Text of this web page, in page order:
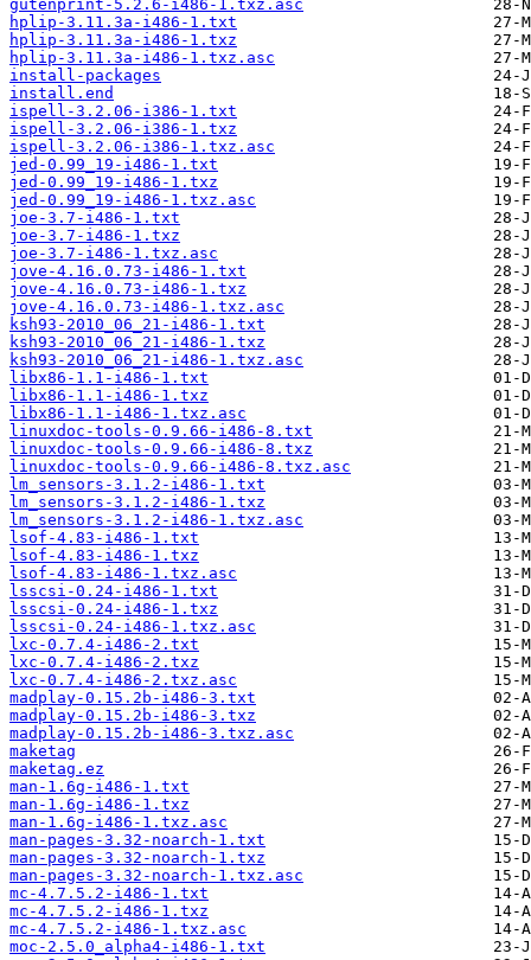
gutenprint-5.2.6-i486-1.txz.asc
hplip-3.11.3a-i486-1.txt
hplip-3.11.3a-i486-1.txz
hplip-3.11.3a-i486-1.txz.asc
install-packages
install.end
ispell-3.2.06-i386-1.txt
ispell-3.2.06-i386-1.txz
ispell-3.2.06-i386-1.txz.asc
jed-0.99_19-i486-1.txt
jed-0.99_19-i486-1.txz
jed-0.99_19-i486-1.txz.asc
joe-3.7-i486-1.txt
joe-3.7-i486-1.txz
joe-3.7-i486-1.txz.asc
jove-4.16.0.73-i486-1.txt
jove-4.16.0.73-i486-1.txz
jove-4.16.0.73-i486-1.txz.asc
ksh93-2010_06_21-i486-1.txt
ksh93-2010_06_21-i486-1.txz
ksh93-2010_06_21-i486-1.txz.asc
libx86-1.1-i486-1.txt
libx86-1.1-i486-1.txz
libx86-1.1-i486-1.txz.asc
linuxdoc-tools-0.9.66-i486-8.txt
linuxdoc-tools-0.9.66-i486-8.txz
linuxdoc-tools-0.9.66-i486-8.txz.asc
lm_sensors-3.1.2-i486-1.txt
lm_sensors-3.1.2-i486-1.txz
lm_sensors-3.1.2-i486-1.txz.asc
lsof-4.83-i486-1.txt
lsof-4.83-i486-1.txz
lsof-4.83-i486-1.txz.asc
lsscsi-0.24-i486-1.txt
lsscsi-0.24-i486-1.txz
lsscsi-0.24-i486-1.txz.asc
lxc-0.7.4-i486-2.txt
lxc-0.7.4-i486-2.txz
lxc-0.7.4-i486-2.txz.asc
madplay-0.15.2b-i486-3.txt
madplay-0.15.2b-i486-3.txz
madplay-0.15.2b-i486-3.txz.asc
maketag
maketag.ez
man-1.6g-i486-1.txt
man-1.6g-i486-1.txz
man-1.6g-i486-1.txz.asc
man-pages-3.32-noarch-1.txt
man-pages-3.32-noarch-1.txz
man-pages-3.32-noarch-1.txz.asc
mc-4.7.5.2-i486-1.txt
mc-4.7.5.2-i486-1.txz
mc-4.7.5.2-i486-1.txz.asc
moc-2.5.0_alpha4-i486-1.txt